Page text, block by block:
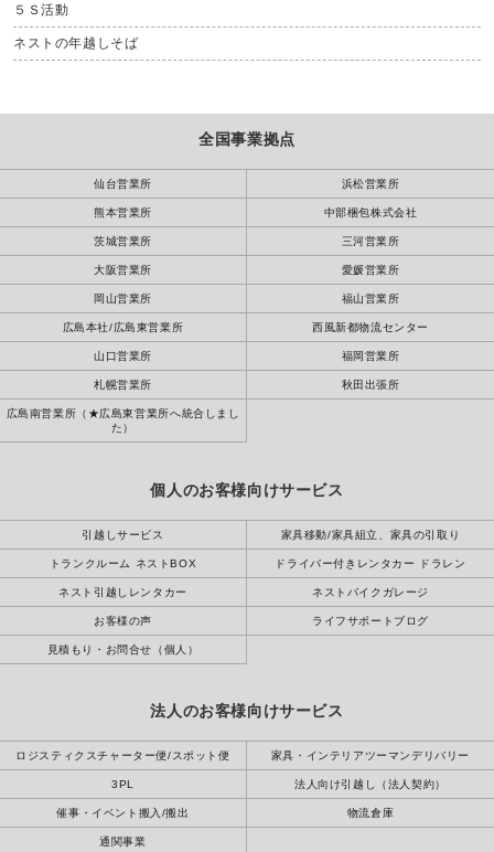
５Ｓ活動
ネストの年越しそば
全国事業拠点
仙台営業所 浜松営業所
熊本営業所 中部梱包株式会社
茨城営業所 三河営業所
大阪営業所 愛媛営業所
岡山営業所 福山営業所
広島本社/広島東営業所 西風新都物流センター
山口営業所 福岡営業所
札幌営業所 秋田出張所
広島南営業所（★広島東営業所へ統合しまし
た）
個人のお客様向けサービス
引越しサービス 家具移動/家具組立、家具の引取り
トランクルーム ネストBOX ドライバー付きレンタカー ドラレン
ネスト引越しレンタカー ネストバイクガレージ
お客様の声 ライフサポートブログ
見積もり・お問合せ（個人）
法人のお客様向けサービス
ロジスティクスチャーター便/スポット便 家具・インテリアツーマンデリバリー
3PL 法人向け引越し（法人契約）
催事・イベント搬入/搬出 物流倉庫
通関事業